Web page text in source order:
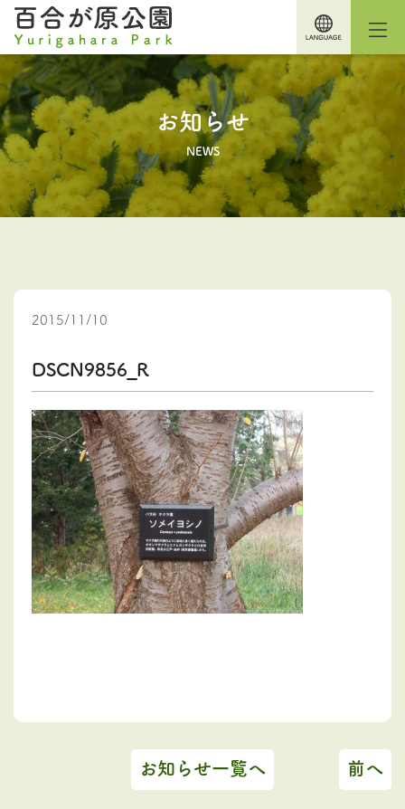
お知らせ
NEWS
2015/11/10
DSCN9856_R
お知らせ一覧へ 前へ